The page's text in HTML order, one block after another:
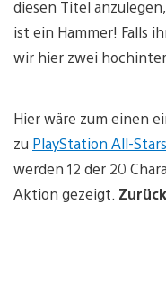
diesen Titel
ist ein Hammer! Falls
wir hier zwei
Hier wäre zum einen
zu PlayStation All-
werden 12 der 20
Aktion gezeigt.